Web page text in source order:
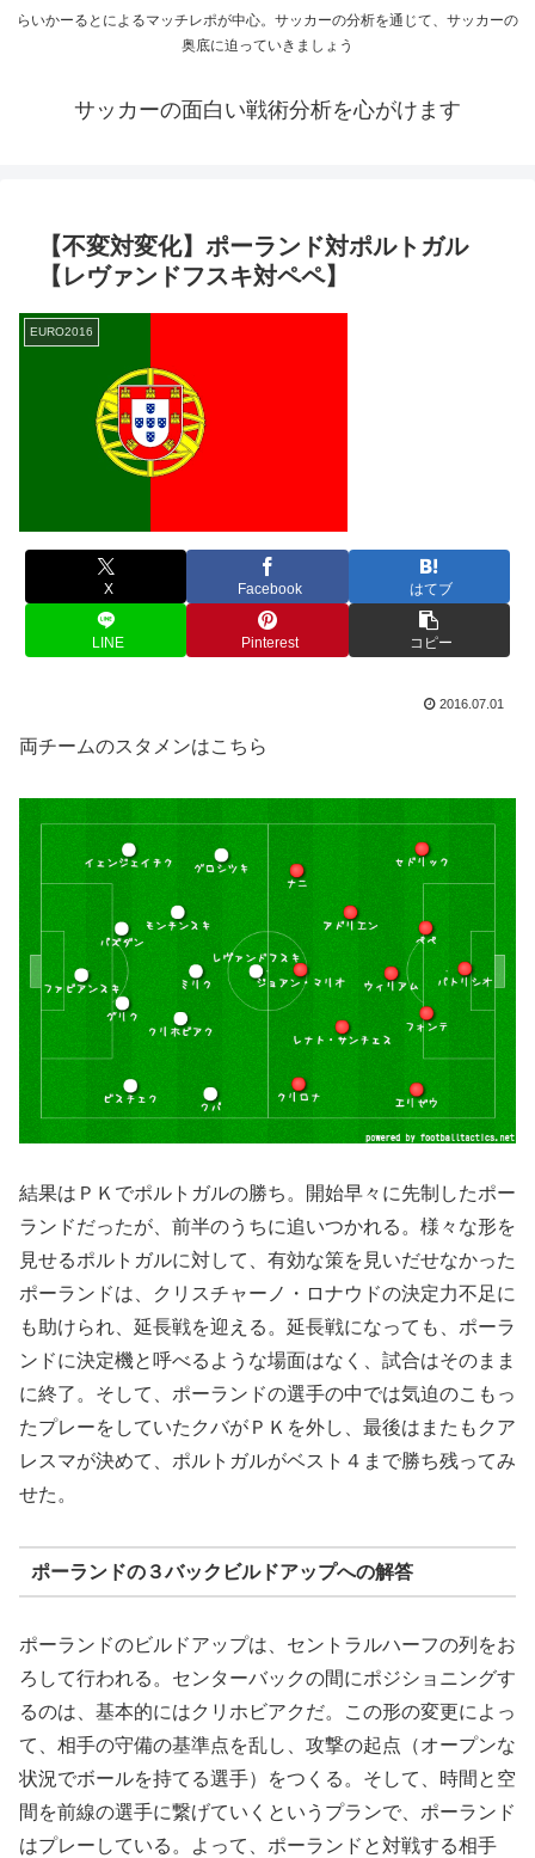
らいかーるとによるマッチレポが中心。サッカーの分析を通じて、サッカーの
奥底に迫っていきましょう
サッカーの面白い戦術分析を心がけます
【不変対変化】ポーランド対ポルトガル
【レヴァンドフスキ対ペペ】
EURO2016
X Facebook はてブ
LINE Pinterest コピー
2016.07.01
両チームのスタメンはこちら
結果はＰＫでポルトガルの勝ち。開始早々に先制したポー
ランドだったが、前半のうちに追いつかれる。様々な形を
見せるポルトガルに対して、有効な策を見いだせなかった
ポーランドは、クリスチャーノ・ロナウドの決定力不足に
も助けられ、延長戦を迎える。延長戦になっても、ポーラ
ンドに決定機と呼べるような場面はなく、試合はそのまま
に終了。そして、ポーランドの選手の中では気迫のこもっ
たプレーをしていたクバがＰＫを外し、最後はまたもクア
レスマが決めて、ポルトガルがベスト４まで勝ち残ってみ
せた。
ポーランドの３バックビルドアップへの解答
ポーランドのビルドアップは、セントラルハーフの列をお
ろして行われる。センターバックの間にポジショニングす
るのは、基本的にはクリホビアクだ。この形の変更によっ
て、相手の守備の基準点を乱し、攻撃の起点（オープンな
状況でボールを持てる選手）をつくる。そして、時間と空
間を前線の選手に繋げていくというプランで、ポーランド
はプレーしている。よって、ポーランドと対戦する相手